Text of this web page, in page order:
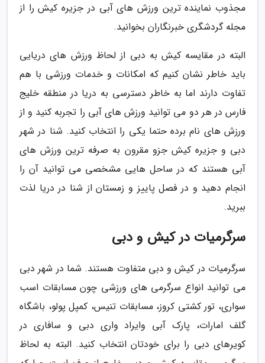
مجذوب نماینده ترین ورزش های آبی در جزیره کیش را از
مجله گردشگری خبرنگاران بخوانید.
البته در مقایسه کیش به دبی از لحاظ ورزش های دریایی
باید خاطر نشان کنیم که امکانات و خدمات ورزشی با هم
تفاوت دارند اما به خاطر دسترسی به دریا در منطقه خلیج
فارس در هر دو می توانید ورزش های آبی را تجربه کنید و از
ورزش های نام برده حتما یکی را انتخاب کنید. شنا در شهر
دبی و جزیره کیش جزو مقرون به صرفه ترین ورزش های
آبی هستند که در ساحل هایی مشخصی می توانید آن را
انجام دهید و در فصل پاییز و زمستان از شنا در دریا لذت
ببرید.
سرگرمیات در کیش و دبی
سرگرمیات در کیش و دبی متفاوت هستند. شما در شهر دبی
می توانید انواع سرگرمی های ورزشی چون مسابقات اسب
سواری، تور کشتی کروز، مسابقات تنیس، کمپل پولو، باشگاه
گلف امارات، پارک آبی وایراد واری دبی و سافاری در
کویرهای دبی را برای خودتان انتخاب کنید. البته به لحاظ